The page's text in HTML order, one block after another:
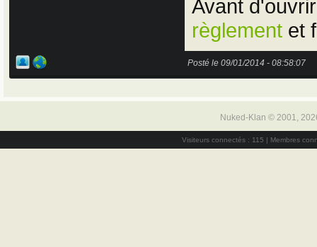
Avant
règlement et
Posté le 09/01/2014 - 08:58:07
Nuked-Klan © 2001,
Visiteurs connectés : 115 | Membres